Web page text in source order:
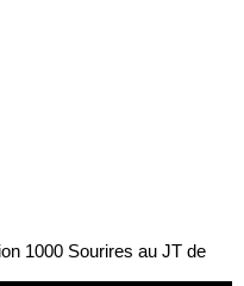
1000 Sourires au JT de